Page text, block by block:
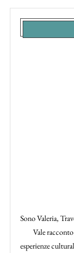
Sono Valeria,
Vale
esperienze